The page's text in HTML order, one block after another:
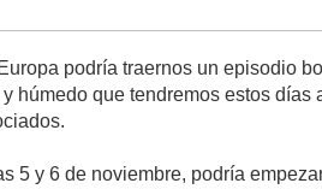
podría traernos un episodio
húmedo que tendremos estos días
5 y 6 de noviembre, podría